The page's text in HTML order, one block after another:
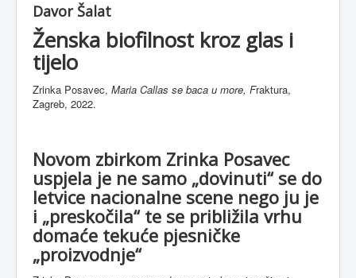
Davor Šalat
Ženska biofilnost kroz glas i
tijelo
Zrinka Posavec, Maria Callas se baca u more, Fraktura,
Zagreb, 2022.
Novom zbirkom Zrinka Posavec
uspjela je ne samo „dovinuti“ se do
letvice nacionalne scene nego ju je
i „preskočila“ te se približila vrhu
domaće tekuće pjesničke
„proizvodnje“